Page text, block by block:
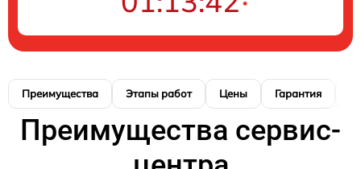
Преимущества Этапы работ Цены Гарантия
Преимущества сервис-